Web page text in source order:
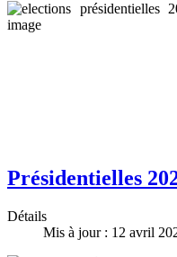
Présidentielles
Détails
Mis à jour : 12 avril